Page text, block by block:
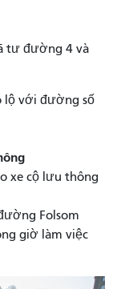
tư đường 4 và
lộ với đường số
xe cộ lưu thông
Folsom
giờ làm việc